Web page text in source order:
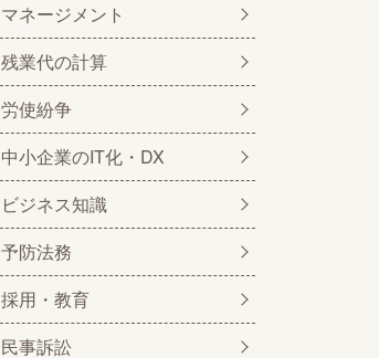
マネージメント
残業代の計算
労使紛争
中小企業のIT化・DX
ビジネス知識
予防法務
採用・教育
民事訴訟